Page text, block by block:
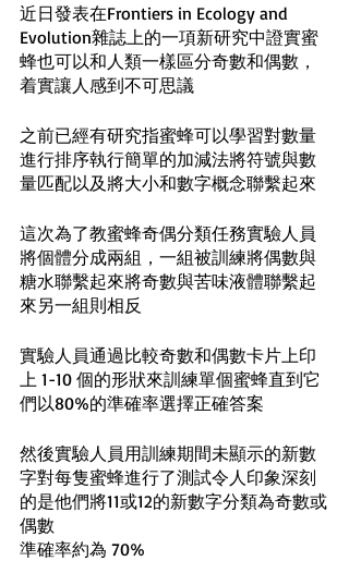
近日發表在Frontiers in Ecology and
Evolution雜誌上的一項新研究中證實蜜
蜂也可以和人類一樣區分奇數和偶數，
着實讓人感到不可思議
之前已經有研究指蜜蜂可以學習對數量
進行排序執行簡單的加減法將符號與數
量匹配以及將大小和數字概念聯繫起來
這次為了教蜜蜂奇偶分類任務實驗人員
將個體分成兩組，一組被訓練將偶數與
糖水聯繫起來將奇數與苦味液體聯繫起
來另一組則相反
實驗人員通過比較奇數和偶數卡片上印
上 1-10 個的形狀來訓練單個蜜蜂直到它
們以80%的準確率選擇正確答案
然後實驗人員用訓練期間未顯示的新數
字對每隻蜜蜂進行了測試令人印象深刻
的是他們將11或12的新數字分類為奇數或
偶數
準確率約為 70%